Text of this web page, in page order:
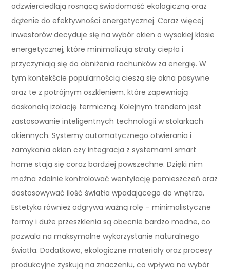
odzwierciedlają rosnącą świadomość ekologiczną oraz
dążenie do efektywności energetycznej. Coraz więcej
inwestorów decyduje się na wybór okien o wysokiej klasie
energetycznej, które minimalizują straty ciepła i
przyczyniają się do obniżenia rachunków za energię. W
tym kontekście popularnością cieszą się okna pasywne
oraz te z potrójnym oszkleniem, które zapewniają
doskonałą izolację termiczną. Kolejnym trendem jest
zastosowanie inteligentnych technologii w stolarkach
okiennych. Systemy automatycznego otwierania i
zamykania okien czy integracja z systemami smart
home stają się coraz bardziej powszechne. Dzięki nim
można zdalnie kontrolować wentylację pomieszczeń oraz
dostosowywać ilość światła wpadającego do wnętrza.
Estetyka również odgrywa ważną rolę – minimalistyczne
formy i duże przeszklenia są obecnie bardzo modne, co
pozwala na maksymalne wykorzystanie naturalnego
światła. Dodatkowo, ekologiczne materiały oraz procesy
produkcyjne zyskują na znaczeniu, co wpływa na wybór